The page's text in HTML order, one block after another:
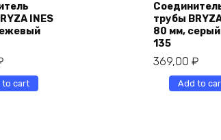
INES
to cart
трубы
80 мм,
135
369,00 ₽
Add to